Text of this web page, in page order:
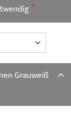
Grauweiß